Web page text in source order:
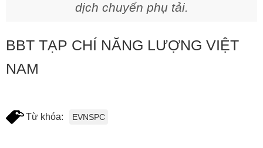
dịch chuyển phụ tải.
BBT TẠP CHÍ NĂNG LƯỢNG VIỆT
NAM
Từ khóa: EVNSPC